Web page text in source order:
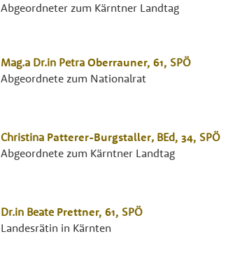
Abgeordneter zum Kärntner Landtag
Mag.a Dr.in Petra Oberrauner, 61, SPÖ
Abgeordnete zum Nationalrat
Christina Patterer-Burgstaller, BEd, 34, SPÖ
Abgeordnete zum Kärntner Landtag
Dr.in Beate Prettner, 61, SPÖ
Landesrätin in Kärnten